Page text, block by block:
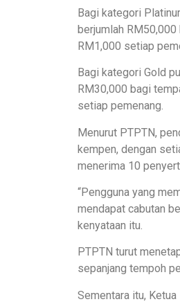
Bagi kategori
berjumlah
RM1,000 setiap
Bagi kategori Gold
RM30,000 bagi
setiap pemenang.
Menurut PTPTN,
kempen, dengan
menerima 10
“Pengguna yang
mendapat cabutan
kenyataan itu.
PTPTN turut
sepanjang tempoh
Sementara itu,